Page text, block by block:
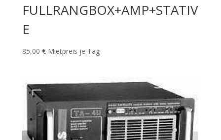
FULLRANGBOX+AMP+STATIV
E
85,00 € Mietpreis je Tag